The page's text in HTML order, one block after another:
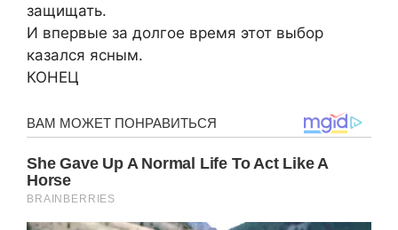
защищать.
И впервые за долгое время этот выбор
казался ясным.
КОНЕЦ